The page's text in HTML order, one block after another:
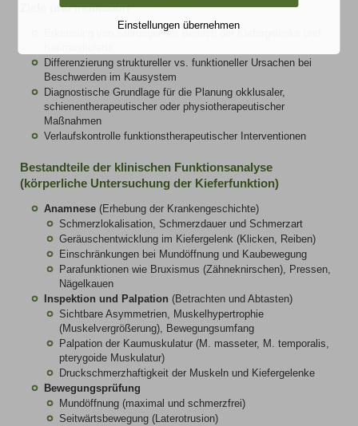
Ziele und Indikation
Erkennung von Störungen im Bereich der Kiefergelenke und
Differenzierung struktureller vs. funktioneller Ursachen bei
Beschwerden im Kausystem
Diagnostische Grundlage für die Planung okklusaler,
schienentherapeutischer oder physiotherapeutischer
Maßnahmen
Verlaufskontrolle funktionstherapeutischer Interventionen
Bestandteile der klinischen Funktionsanalyse
(körperliche Untersuchung der Kieferfunktion)
Anamnese (Erhebung der Krankengeschichte)
Schmerzlokalisation, Schmerzdauer und Schmerzart
Geräuschentwicklung im Kiefergelenk (Klicken, Reiben)
Einschränkungen bei Mundöffnung und Kaubewegung
Parafunktionen wie Bruxismus (Zähneknirschen), Pressen,
Nägelkauen
Inspektion und Palpation (Betrachten und Abtasten)
Sichtbare Asymmetrien, Muskelhypertrophie
(Muskelvergrößerung), Bewegungsumfang
Palpation der Kaumuskulatur (M. masseter, M. temporalis,
pterygoide Muskulatur)
Druckschmerzhaftigkeit der Muskeln und Kiefergelenke
Bewegungsprüfung
Mundöffnung (maximal und schmerzfrei)
Seitwärtsbewegung (Laterotrusion)
Einstellungen übernehmen